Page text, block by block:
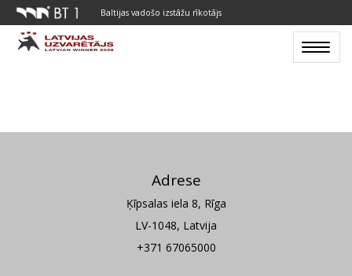
Baltijas vadošo izstāžu rīkotājs
Toggle
Adrese
Ķīpsalas iela 8, Rīga
LV-1048, Latvija
+371 67065000